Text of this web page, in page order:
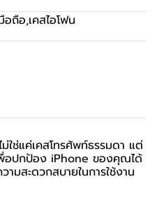
อถือ,เคสไอโฟน
ใช่แค่เคสโทรศัพท์ธรรมดา แต่
อปกป้อง iPhone ของคุณได้
มสะดวกสบายในการใช้งาน